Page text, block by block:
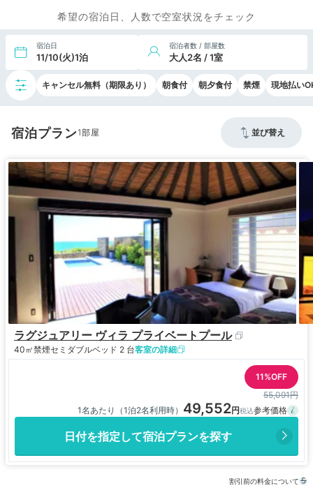
希望の宿泊日、人数で空室状況をチェック
宿泊日
11/10(火)1泊
宿泊者数 / 部屋数
大人2名 / 1室
キャンセル無料（期限あり） 朝食付 朝夕食付 禁煙 現地払い
宿泊プラン1 並び替え
ラグジュアリー ヴィラ プライベートプール
40㎡禁煙セミダブルベッド 2 台客室の詳細
11%OFF
55,091円
1名あたり（1泊2名利用時） 49,552
日付を指定して宿泊プランを探す
割引前の料金について